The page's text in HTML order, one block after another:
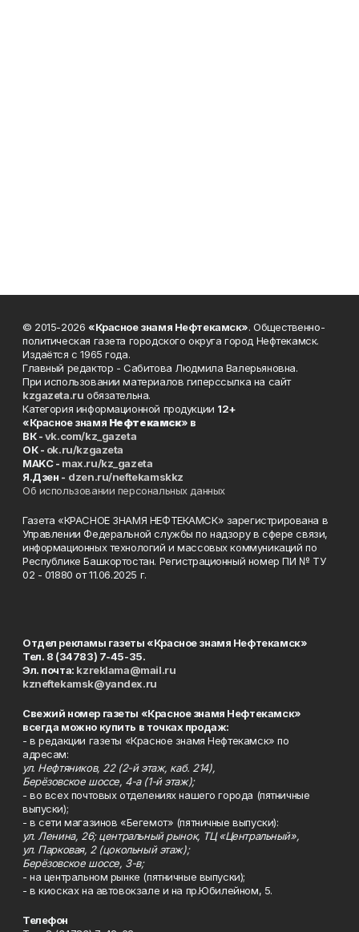
© 2015-2026 «Красное знамя Нефтекамск». Общественно-
политическая газета городского округа город Нефтекамск.
Издаётся с 1965 года.
Главный редактор - Сабитова Людмила Валерьяновна.
При использовании материалов гиперссылка на сайт
kzgazeta.ru обязательна.
Категория информационной продукции 12+
«Красное знамя Нефтекамск» в
ВК -vk.com/kz_gazeta
ОК - ok.ru/kzgazeta
MAKC - max.ru/kz_gazeta
Я.Дзен - dzen.ru/neftekamskkz
Об использовании персональных данных
Газета «КРАСНОЕ ЗНАМЯ НЕФТЕКАМСК» зарегистрирована в
Управлении Федеральной службы по надзору в сфере связи,
информационных технологий и массовых коммуникаций по
Республике Башкортостан. Регистрационный номер ПИ № ТУ
02 - 01880 от 11.06.2025 г.
Отдел рекламы газеты «Красное знамя Нефтекамск»
Тел. 8 (34783) 7-45-35.
Эл. почта: kzreklama@mail.ru
kzneftekamsk@yandex.ru
Свежий номер газеты «Красное знамя Нефтекамск»
всегда можно купить в точках продаж:
- в редакции газеты «Красное знамя Нефтекамск» по
адресам:
ул. Нефтяников, 22 (2-й этаж, каб. 214),
Берёзовское шоссе, 4-а (1-й этаж);
- во всех почтовых отделениях нашего города (пятничные
выпуски);
- в сети магазинов «Бегемот» (пятничные выпуски):
ул. Ленина, 26; центральный рынок, ТЦ «Центральный»,
ул. Парковая, 2 (цокольный этаж);
Берёзовское шоссе, 3-в;
- на центральном рынке (пятничные выпуски);
- в киосках на автовокзале и на пр.Юбилейном, 5.
Телефон